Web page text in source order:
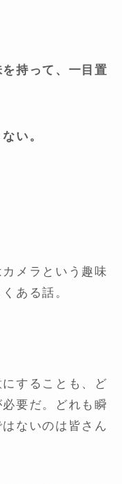
持って、一目置
い。
メラという趣味
ある話。
することも、ど
要だ。どれも瞬
ないのは皆さん